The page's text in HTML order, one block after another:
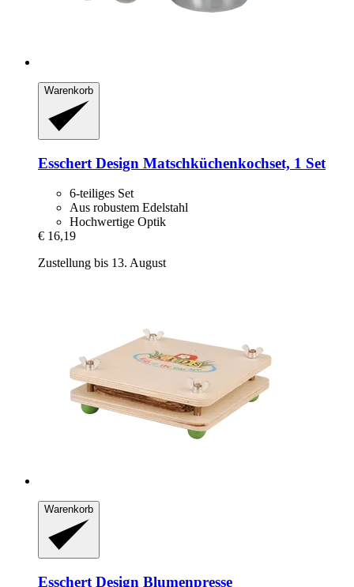
Warenkorb
Esschert Design Matschküchenkochset, 1 Set
6-teiliges Set
Aus robustem Edelstahl
Hochwertige Optik
€ 16,19
Zustellung bis 13. August
Warenkorb
Esschert Design Blumenpresse